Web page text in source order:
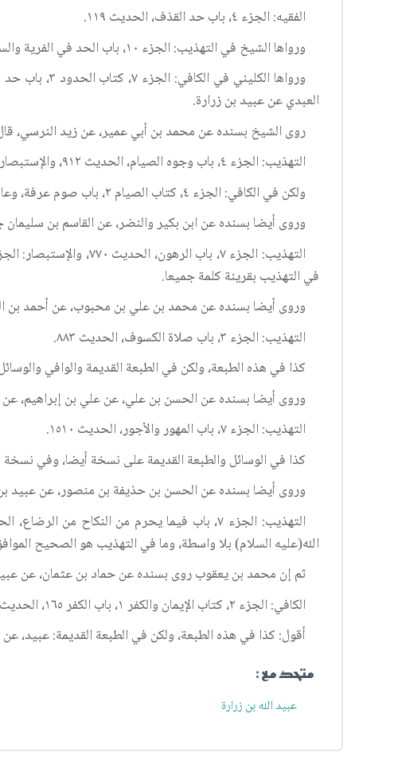
الفقيه: الجزء ٤، باب حد القذف، الحديث ١١٩.
ورواها الشيخ في التهذيب: الجزء ١٠، باب الحد في الفرية والسب، الحديث ٢٦٦.
العبدي عن عبيد بن زرارة.
روى الشيخ بسنده عن محمد بن أبي عمير، عن زيد النرسي،
التهذيب: الجزء ٤، باب وجوه الصيام، الحديث ٩١٢، والإستبصار: الجزء ٢، باب صوم يوم عاشوراء، الحديث ٤٤٣.
ولكن في الكافي: الجزء ٤، كتاب الصيام ٢، باب صوم عرفة، وعاشوراء ٦١، الحديث ٦، زيد النرسي، قال: سمعت عبيد بن زرارة يسأل أبا عبد الله(عليه السلام) .
وروى أيضا بسنده عن ابن بكير والنضر، عن القاسم بن سليمان
في التهذيب بقرينة كلمة جميعا.
وروى أيضا بسنده عن محمد بن علي بن محبوب، عن أحمد بن
التهذيب: الجزء ٣، باب صلاة الكسوف، الحديث ٨٨٣.
كذا في هذه الطبعة، ولكن في الطبعة القديمة والوافي والوسائل: أحمد بن الحسن،
وروى أيضا بسنده عن الحسن بن علي، عن علي بن إبراهيم،
التهذيب: الجزء ٧، باب المهور والأجور، الحديث ١٥١٠.
كذا في الوسائل والطبعة القديمة على نسخة أيضا، وفي
وروى أيضا بسنده عن الحسن بن حذيفة بن منصور، عن عبيد بن
الله(عليه السلام) بلا واسطة، وما في التهذيب هو الصحيح الموافق للفقيه: الجزء ٣،
ثم إن محمد بن يعقوب روى بسنده عن حماد بن عثمان، عن
الكافي: الجزء ٢، كتاب الإيمان والكفر ١، باب الكفر ١٦٥، الحديث ٥.
أقول: كذا في هذه الطبعة، ولكن في الطبعة القديمة: عبيد، عن
متحد مع :
عبيد الله بن زرارة